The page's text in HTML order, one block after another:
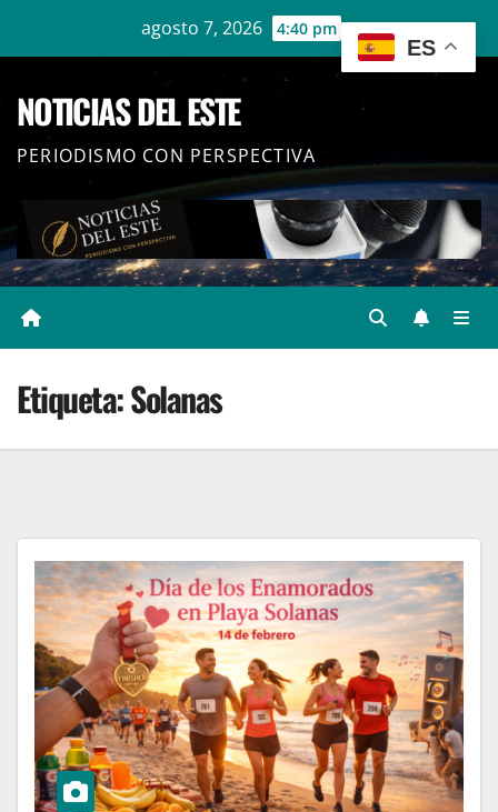
agosto 7, 2026 4:40 pm
NOTICIAS DEL ESTE
PERIODISMO CON PERSPECTIVA
Etiqueta:Solanas
ES